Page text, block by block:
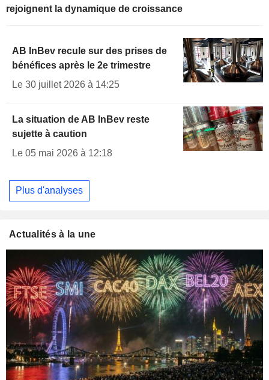
rejoignent la dynamique de croissance
AB InBev recule sur des prises de
bénéfices après le 2e trimestre
Le 30 juillet 2026 à 14:25
La situation de AB InBev reste
sujette à caution
Le 05 mai 2026 à 12:18
Plus d'analyses
Actualités à la une